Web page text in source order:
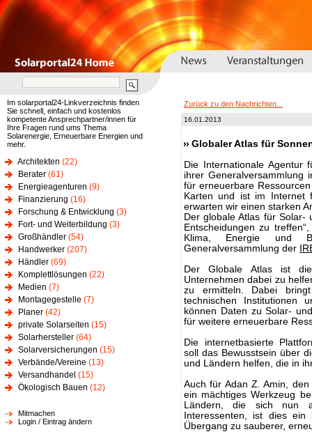
Im solarportal24-Linkverzeichnis finden
Sie schnell, einfach und kostenlos
kompetente Ansprechpartner/innen für
Ihre Fragen rund ums Thema
Solarenergie, Erneuerbare Energien und
mehr.
Architekten (22)
Berater (61)
Energieagenturen (9)
Finanzierung (16)
Forschung & Entwicklung (3)
Fort- und Weiterbildung (3)
Großhändler (54)
Handwerker (207)
Händler (69)
Komplettlösungen (22)
Medien (7)
Montagegestelle (7)
Planer (42)
private Solarseiten (15)
Solarhersteller (64)
Solarversicherungen (15)
Verbände/Vereine (13)
Versandhandel (15)
Ökologisch Bauen (12)
Mitmachen
Login / Eintrag ändern
Zurück zu den Nachrichten...
16.01.2013
Globaler Atlas für
Die Internationale Agentur
ihrer Generalversammlung
für erneuerbare
Karten und ist im Internet
erwarten wir einen starken
Der globale Atlas für Solar-
Entscheidungen zu
Klima, Energie und
Generalversammlung der
Der Globale Atlas ist
Unternehmen dabei zu
zu ermitteln. Dabei
technischen Institutionen
können Daten zu Solar-
für weitere erneuerbare
Die internetbasierte
soll das Bewusstsein über
und Ländern helfen, die in
Auch für Adan Z. Amin,
ein mächtiges Werkzeug
Ländern, die sich nun
Interessenten, ist dies
Übergang zu sauberer,